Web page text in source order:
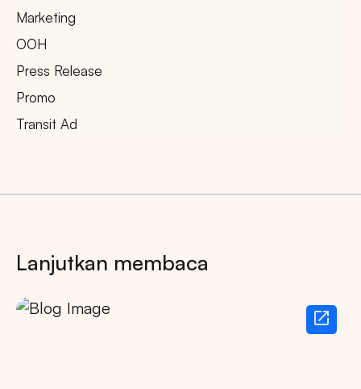
Marketing
OOH
Press Release
Promo
Transit Ad
Lanjutkan membaca